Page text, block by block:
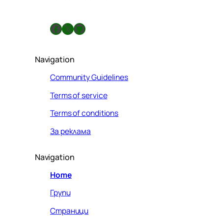
Facebook X GitHub
Navigation
Community Guidelines
Terms of service
Terms of conditions
За реклама
Navigation
Home
Групи
Страници